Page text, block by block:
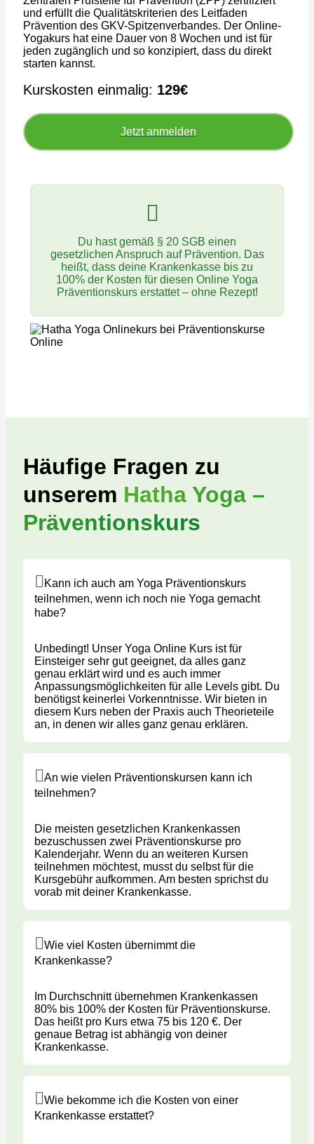
und erfüllt die Qualitätskriterien des Leitfaden
Prävention des GKV-Spitzenverbandes. Der Online-
Yogakurs hat eine Dauer von 8 Wochen und ist für
jeden zugänglich und so konzipiert, dass du direkt
starten kannst.
Kurskosten einmalig: 129€
Jetzt anmelden
Du hast gemäß § 20 SGB einen
gesetzlichen Anspruch auf Prävention. Das
heißt, dass deine Krankenkasse bis zu
100% der Kosten für diesen Online Yoga
Präventionskurs erstattet – ohne Rezept!
Häufige Fragen zu
unserem Hatha Yoga –
Präventionskurs
Kann ich auch am Yoga Präventionskurs
teilnehmen, wenn ich noch nie Yoga gemacht
habe?
Unbedingt! Unser Yoga Online Kurs ist für
Einsteiger sehr gut geeignet, da alles ganz
genau erklärt wird und es auch immer
Anpassungsmöglichkeiten für alle Levels gibt. Du
benötigst keinerlei Vorkenntnisse. Wir bieten in
diesem Kurs neben der Praxis auch Theorieteile
an, in denen wir alles ganz genau erklären.
An wie vielen Präventionskursen kann ich
teilnehmen?
Die meisten gesetzlichen Krankenkassen
bezuschussen zwei Präventionskurse pro
Kalenderjahr. Wenn du an weiteren Kursen
teilnehmen möchtest, musst du selbst für die
Kursgebühr aufkommen. Am besten sprichst du
vorab mit deiner Krankenkasse.
Wie viel Kosten übernimmt die
Krankenkasse?
Im Durchschnitt übernehmen Krankenkassen
80% bis 100% der Kosten für Präventionskurse.
Das heißt pro Kurs etwa 75 bis 120 €. Der
genaue Betrag ist abhängig von deiner
Krankenkasse.
Wie bekomme ich die Kosten von einer
Krankenkasse erstattet?